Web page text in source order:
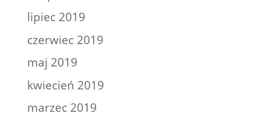
lipiec 2019
czerwiec 2019
maj 2019
kwiecień 2019
marzec 2019